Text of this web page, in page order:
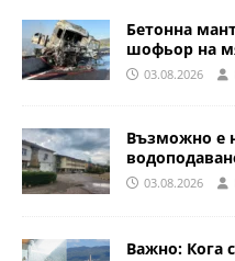
Бетонна
шофьор на
03.08.2026
Възможно е
03.08.2026
Важно: Кога